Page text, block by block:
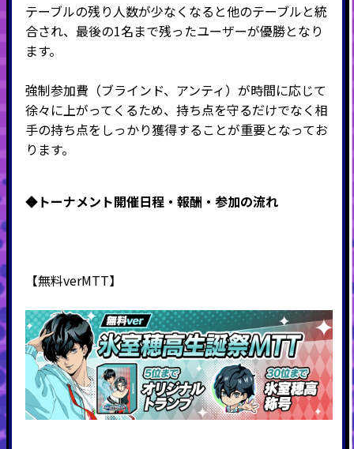
テーブルの残り人数が少なくなると他のテーブルと統
合され、最後の1名まで残ったユーザーが優勝となり
ます。
強制参加費（ブラインド、アンティ）が時間に応じて
徐々に上がってくるため、持ち点を守るだけでなく相
手の持ち点をしっかり獲得することが重要となってお
ります。
◆トーナメント開催日程・報酬・ 参加の流れ
【無料verMTT】